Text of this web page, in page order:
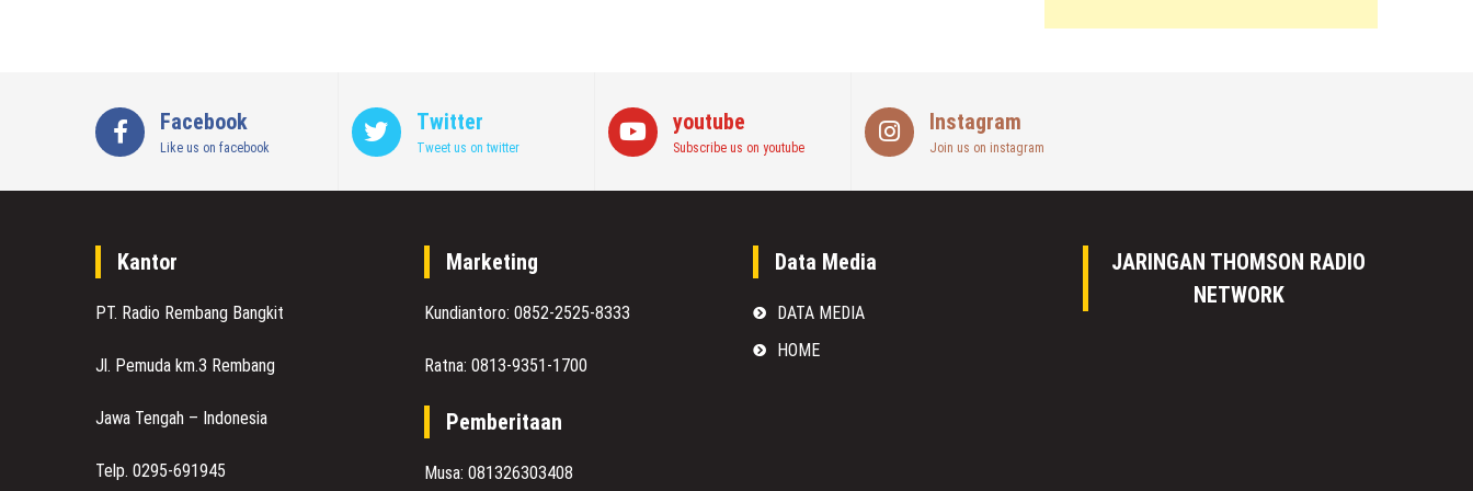
Facebook
Like us on facebook
Twitter
Tweet us on twitter
youtube
Subscribe us on youtube
Instagram
Join us on instagram
Kantor
PT. Radio Rembang Bangkit
Jl. Pemuda km.3 Rembang
Jawa Tengah – Indonesia
Telp. 0295-691945
Marketing
Kundiantoro: 0852-2525-8333
Ratna: 0813-9351-1700
Pemberitaan
Musa: 081326303408
Data Media
DATA MEDIA
HOME
JARINGAN THOMSON RADIO
NETWORK